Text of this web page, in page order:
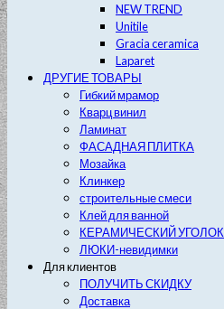
NEW TREND
Unitile
Gracia ceramica
Laparet
ДРУГИЕ ТОВАРЫ
Гибкий мрамор
Кварц винил
Ламинат
ФАСАДНАЯ ПЛИТКА
Мозайка
Клинкер
строительные смеси
Клей для ванной
КЕРАМИЧЕСКИЙ УГОЛОК
ЛЮКИ-невидимки
Для клиентов
ПОЛУЧИТЬ СКИДКУ
Доставка